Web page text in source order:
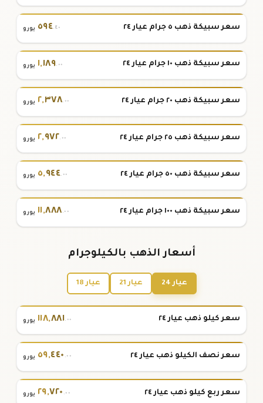
سعر سبيكة ذهب ٥ جرام عيار ٢٤ ٥٩٤.٤٠ يورو
سعر سبيكة ذهب ١٠ جرام عيار ٢٤ ١,١٨٩.٠٠ يورو
سعر سبيكة ذهب ٢٠ جرام عيار ٢٤ ٢,٣٧٨.٠٠ يورو
سعر سبيكة ذهب ٢٥ جرام عيار ٢٤ ٢,٩٧٢.٠٠ يورو
سعر سبيكة ذهب ٥٠ جرام عيار ٢٤ ٥,٩٤٤.٠٠ يورو
سعر سبيكة ذهب ١٠٠ جرام عيار ٢٤ ١١,٨٨٨.٠٠ يورو
أسعار الذهب بالكيلوجرام
عيار 24 عيار 21 عيار 18
سعر كيلو ذهب عيار ٢٤ ١١٨,٨٨١.٠٠ يورو
سعر نصف الكيلو ذهب عيار ٢٤ ٥٩,٤٤٠ .٠٠ يورو
سعر ربع كيلو ذهب عيار ٢٤ ٢٩,٧٢٠ .٠٠ يورو